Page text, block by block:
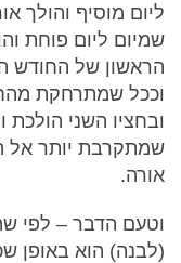
ליום מוסיף והולך
שמיום ליום פוחת
הראשון של החודש
וככל שמתרחקת
ובחציו השני
שמתקרבת יותר אל
אורה.
וטעם הדבר – לפי
(לבנה) הוא באופן